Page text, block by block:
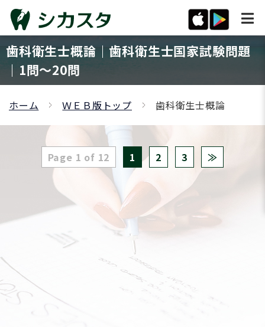
歯科衛生士概論｜歯科衛生士国家試験問題
｜1問〜20問
ホーム ＷＥＢ版トップ 歯科衛生士概論
Page 1 of 12 1 2 3 ≫